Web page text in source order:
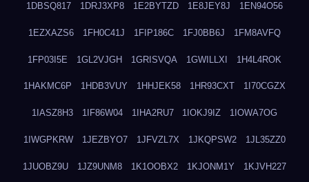
1DBSQ817 1DRJ3XP8 1E2BYTZD 1E8JEY8J 1EN94O56
1EZXAZS6 1FH0C41J 1FIP186C 1FJ0BB6J 1FM8AVFQ
1FP03I5E 1GL2VJGH 1GRISVQA 1GWILLXI 1H4L4ROK
1HAKMC6P 1HDB3VUY 1HHJEK58 1HR93CXT 1I70CGZX
1IASZ8H3 1IF86W04 1IHA2RU7 1IOKJ9IZ 1IOWA7OG
1IWGPKRW 1JEZBYO7 1JFVZL7X 1JKQPSW2 1JL35ZZ0
1JUOBZ9U 1JZ9UNM8 1K1OOBX2 1KJONM1Y 1KJVH227